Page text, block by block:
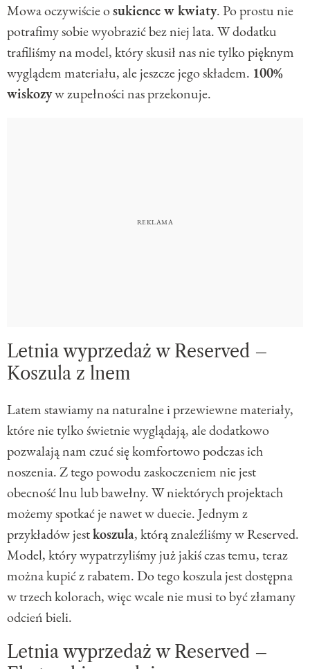
Mowa oczywiście osukience w kwiaty. Po prostu nie
potrafimy sobie wyobrazić bez niej lata. W dodatku
trafiliśmy na model, który skusił nas nie tylko pięknym
wyglądem materiału, ale jeszcze jego składem. 100%
wiskozyw zupełności nas przekonuje.
Letnia wyprzedaż w Reserved –
Koszula z lnem
Latem stawiamy na naturalne i przewiewne materiały,
które nie tylko świetnie wyglądają, ale dodatkowo
pozwalają nam czuć się komfortowo podczas ich
noszenia. Z tego powodu zaskoczeniem nie jest
obecność lnu lub bawełny. W niektórych projektach
możemy spotkać je nawet w duecie. Jednym z
przykładów jestkoszula, którą znaleźliśmy w Reserved.
Model, który wypatrzyliśmy już jakiś czas temu, teraz
można kupić z rabatem. Do tego koszula jest dostępna
w trzech kolorach, więc wcale nie musi to być złamany
odcień bieli.
Letnia wyprzedaż w Reserved –